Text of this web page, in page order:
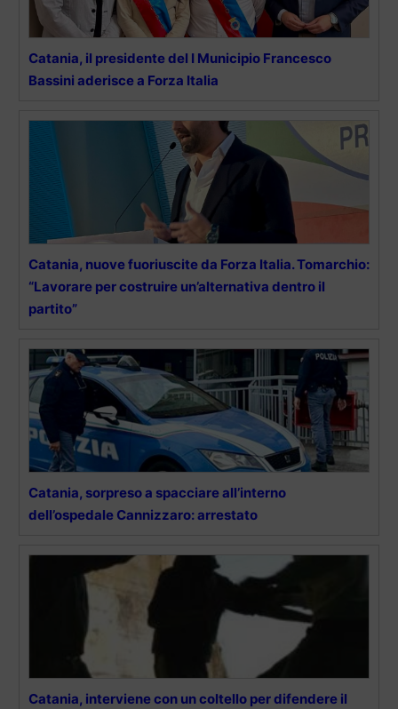
Catania, il presidente del I Municipio Francesco
Bassini aderisce a Forza Italia
Catania, nuove fuoriuscite da Forza Italia. Tomarchio:
“Lavorare per costruire un’alternativa dentro il
partito”
Catania, sorpreso a spacciare all’interno
dell’ospedale Cannizzaro: arrestato
Catania, interviene con un coltello per difendere il